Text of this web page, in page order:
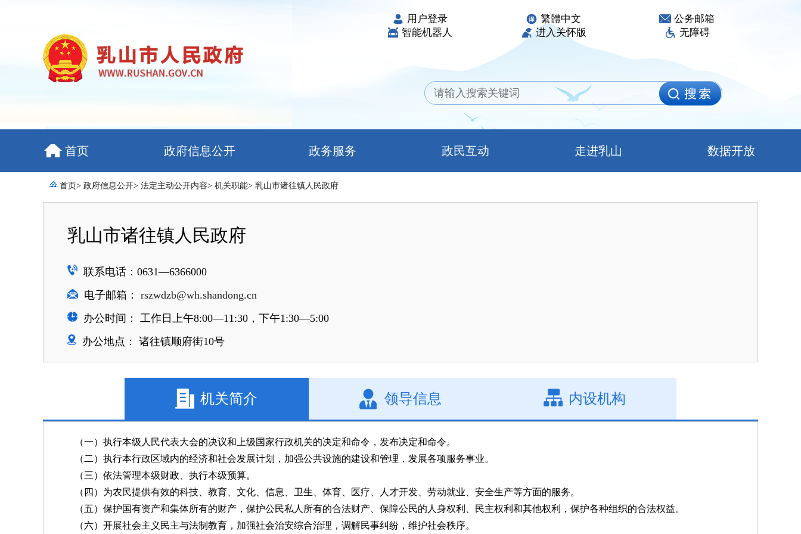
用户登录 繁體中文
公务邮箱
智能机器人
进入关怀版 无障碍
首页 政府信息公开 政务服务 政民互动 走进乳山 数据开放
首页> 政府信息公开> 法定主动公开内容> 机关职能> 乳山市诸往镇人民政府
乳山市诸往镇人民政府
联系电话：0631—6366000
电子邮箱： rszwdzb@wh.shandong.cn
办公时间： 工作日上午8:00—11:30，下午1:30—5:00
办公地点： 诸往镇顺府街10号
机关简介 领导信息 内设机构
（一）执行本级人民代表大会的决议和上级国家行政机关的决定和命令，发布决定和命令。
（二）执行本行政区域内的经济和社会发展计划，加强公共设施的建设和管理，发展各项服务事业。
（三）依法管理本级财政、执行本级预算。
（四）为农民提供有效的科技、教育、文化、信息、卫生、体育、医疗、人才开发、劳动就业、安全生产等方面的服务。
（五）保护国有资产和集体所有的财产，保护公民私人所有的合法财产、保障公民的人身权利、民主权利和其他权利，保护各种组织的合法权益。
（六）开展社会主义民主与法制教育，加强社会治安综合治理，调解民事纠纷，维护社会秩序。